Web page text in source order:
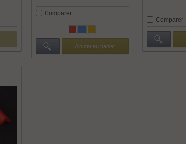
Comparer
Ajouter au panier
Comparer